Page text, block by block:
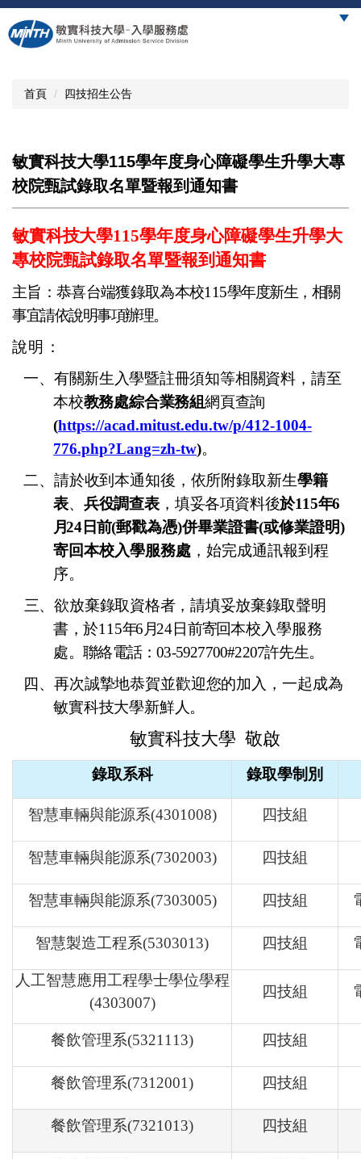
跳
到
主
首頁 四技招生公告
敏實科技大學115學年度身心障礙學生升學大專
校院甄試錄取名單暨報到通知書
敏實科技大學115學年度身心障礙學生升學大
專校院甄試錄取名單暨報到通知書
主旨：恭喜台端獲錄取為本校115學年度新生，相關
事宜請依說明事項辦理。
說明：
一、有關新生入學暨註冊須知等相關資料，請至
本校教務處綜合業務組網頁查詢
(https://acad.mitust.edu.tw/p/412-1004-
776.php?Lang=zh-tw)。
二、請於收到本通知後，依所附錄取新生學籍
表、 兵役調查表 ， 填妥各項資料後於115年6
月24 日前(郵戳為憑)併畢業證書(或修業證明)
寄回本校入學服務處 ，始完成通訊報到程
序。
三、欲放棄錄取資格者，請填妥放棄錄取聲明
書，於115年6 月24日前寄回本校入學服務
處。聯絡電話：03-5927700#2207許先生。
四、再次誠摯地恭賀並歡迎您的加入，一起成為
敏實科技大學新鮮人。
敏實科技大學敬啟
錄取系科 錄取學制別
智慧車輛與能源系(4301008) 四技組
智慧車輛與能源系(7302003) 四技組
智慧車輛與能源系(7303005) 四技組
智慧製造工程系(5303013) 四技組
人工智慧應用工程學士學位學程
(4303007)
四技組
餐飲管理系(5321113) 四技組
餐飲管理系(7312001) 四技組
餐飲管理系(7321013) 四技組